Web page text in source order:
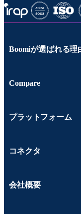
Boomiが選ばれる理
Compare
プラットフォーム
コネクタ
会社概要